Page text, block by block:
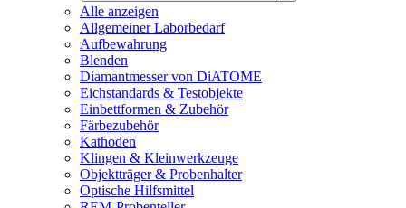
Alle anzeigen
Allgemeiner Laborbedarf
Aufbewahrung
Blenden
Diamantmesser von DiATOME
Eichstandards & Testobjekte
Einbettformen & Zubehör
Färbezubehör
Kathoden
Klingen & Kleinwerkzeuge
Objektträger & Probenhalter
Optische Hilfsmittel